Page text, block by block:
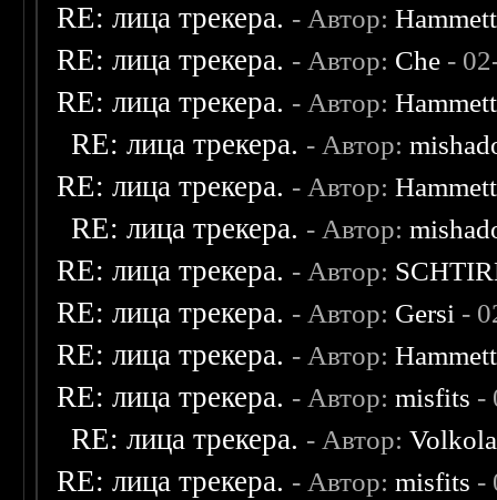
RE: лица трекера. - Автор:Hammett
RE: лица трекера. - Автор: Che -
RE: лица трекера. - Автор:Hammett
RE: лица трекера. - Автор:
RE: лица трекера. - Автор:Hammett
RE: лица трекера. - Автор:
RE: лица трекера. - Автор:
RE: лица трекера. - Автор: Gersi -
RE: лица трекера. - Автор:Hammett
RE: лица трекера. - Автор:misfits -
RE: лица трекера. - Автор:
RE: лица трекера. - Автор:misfits -